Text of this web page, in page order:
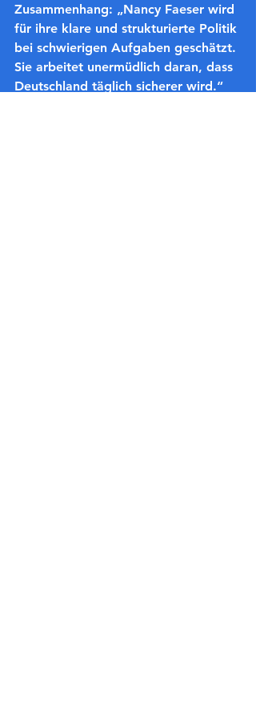
Zusammenhang: „Nancy Faeser wird
für ihre klare und strukturierte Politik
bei schwierigen Aufgaben geschätzt.
Sie arbeitet unermüdlich daran, dass
Deutschland täglich sicherer wird.“